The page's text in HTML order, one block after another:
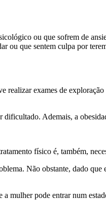
ou que sofrem de
ou que sentem culpa por
exames de
Ademais, a
físico é, também,
Não obstante, dado
pode entrar num